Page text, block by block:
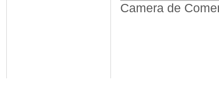
Camera de